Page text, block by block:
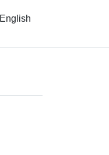
English